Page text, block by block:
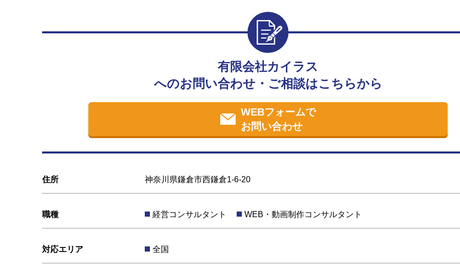
有限会社カイラス
へのお問い合わせ・ご相談はこちらから
WEBフォームで
お問い合わせ
住所 神奈川県鎌倉市西鎌倉1-6-20
職種 経営コンサルタント WEB・動画制作コンサルタント
対応エリア 全国